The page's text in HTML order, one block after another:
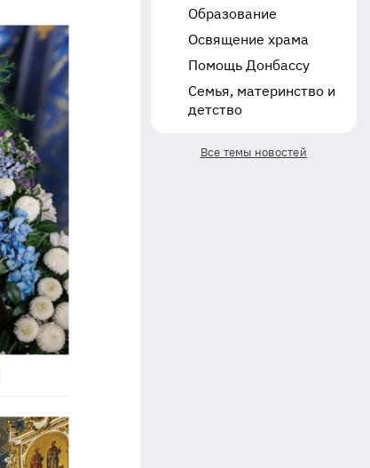
Образование
Освящение храма
Помощь Донбассу
Семья, материнство и
детство
Все темы новостей